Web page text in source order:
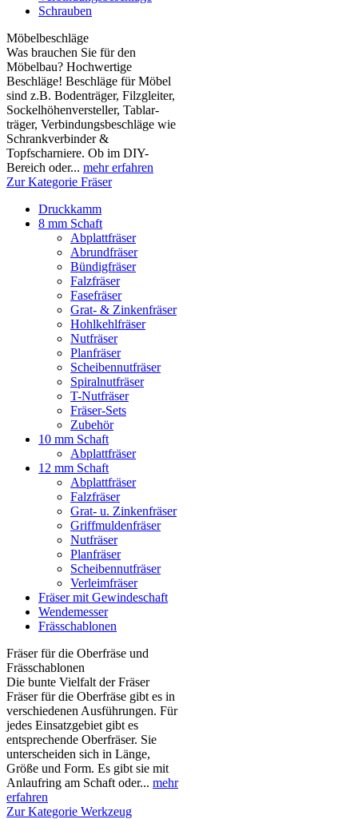
Schrauben
Möbelbeschläge
Was brauchen Sie für den
Möbelbau? Hochwertige
Beschläge! Beschläge für Möbel
sind z.B. Boden­träger, Filzgleiter,
Sockelhöhen­versteller, Tablar­
träger, Verbindungs­beschläge wie
Schrank­verbinder &
Topfscharniere. Ob im DIY-
Bereich oder... mehr erfahren
Zur Kategorie Fräser
Druckkamm
8 mm Schaft
Abplattfräser
Abrundfräser
Bündigfräser
Falzfräser
Fasefräser
Grat- & Zinkenfräser
Hohlkehlfräser
Nutfräser
Planfräser
Scheibennutfräser
Spiralnutfräser
T-Nutfräser
Fräser-Sets
Zubehör
10 mm Schaft
Abplattfräser
12 mm Schaft
Abplattfräser
Falzfräser
Grat- u. Zinkenfräser
Griffmuldenfräser
Nutfräser
Planfräser
Scheibennutfräser
Verleimfräser
Fräser mit Gewindeschaft
Wendemesser
Frässchablonen
Fräser für die Oberfräse und
Frässchablonen
Die bunte Vielfalt der Fräser
Fräser für die Oberfräse gibt es in
verschiedenen Ausführungen. Für
jedes Einsatzgebiet gibt es
entsprechende Oberfräser. Sie
unterscheiden sich in Länge,
Größe und Form. Es gibt sie mit
Anlaufring am Schaft oder... mehr
erfahren
Zur Kategorie Werkzeug